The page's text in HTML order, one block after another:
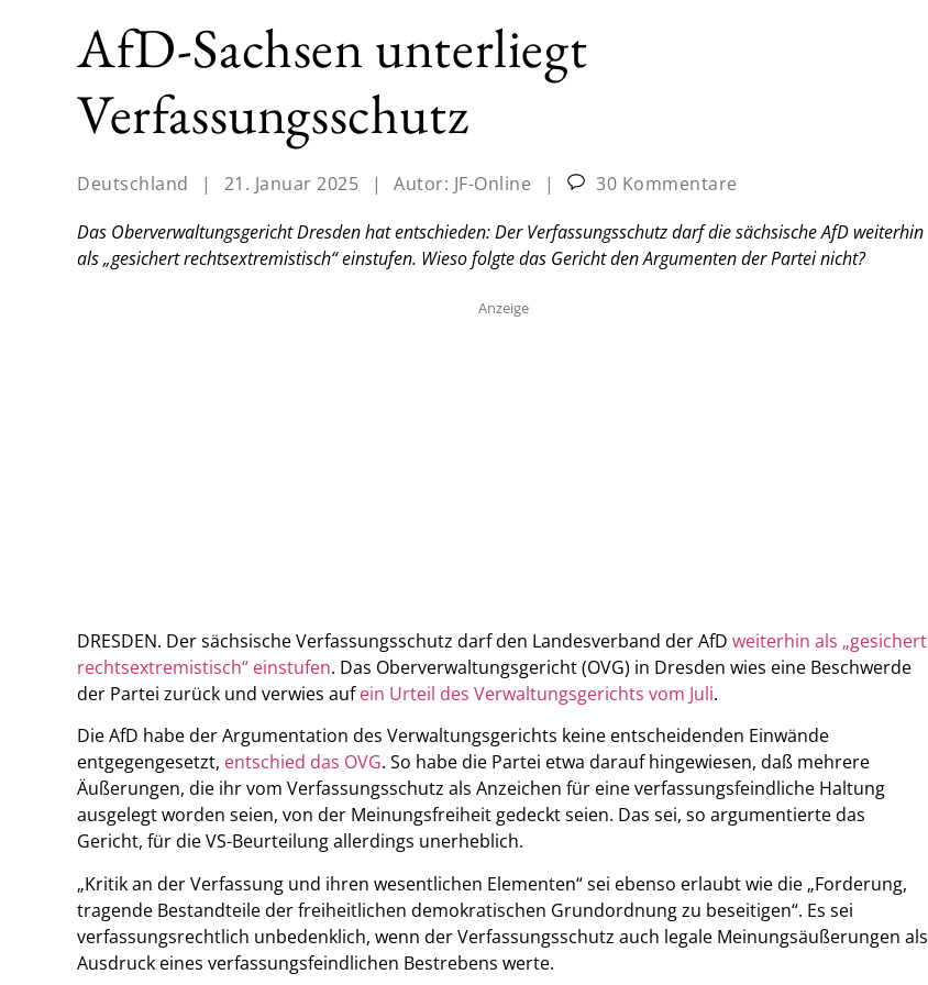
AfD-Sachsen unterliegt
Verfassungsschutz
Deutschland | 21. Januar 2025 | Autor: JF-Online |
30 Kommentare
Das Oberverwaltungsgericht Dresden hat entschieden: Der Verfassungsschutz darf die sächsische AfD weiterhin
als „gesichert rechtsextremistisch“ einstufen. Wieso folgte das Gericht den Argumenten der Partei nicht?
Anzeige
DRESDEN. Der sächsische Verfassungsschutz darf den Landesverband der AfD weiterhin als „gesichert
rechtsextremistisch“ einstufen. Das Oberverwaltungsgericht (OVG) in Dresden wies eine Beschwerde
der Partei zurück und verwies aufein Urteil des Verwaltungsgerichts vom Juli.
Die AfD habe der Argumentation des Verwaltungsgerichts keine entscheidenden Einwände
entgegengesetzt, entschied das OVG. So habe die Partei etwa darauf hingewiesen, daß mehrere
Äußerungen, die ihr vom Verfassungsschutz als Anzeichen für eine verfassungsfeindliche Haltung
ausgelegt worden seien, von der Meinungsfreiheit gedeckt seien. Das sei, so argumentierte das
Gericht, für die VS-Beurteilung allerdings unerheblich.
„Kritik an der Verfassung und ihren wesentlichen Elementen“ sei ebenso erlaubt wie die „Forderung,
tragende Bestandteile der freiheitlichen demokratischen Grundordnung zu beseitigen“. Es sei
verfassungsrechtlich unbedenklich, wenn der Verfassungsschutz auch legale Meinungsäußerungen als
Ausdruck eines verfassungsfeindlichen Bestrebens werte.